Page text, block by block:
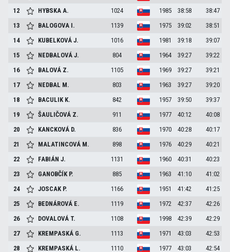
12
HYBSKAA. 1024 1985 38:58
38:47
13
BALOGOVA I. 1139 1975 39:02
38:51
14
KUBELKOVÁJ. 1016 1981 39:18
39:07
15
NEDBALOVÁJ. 804 1964 39:27
39:22
16
BALOVÁ Z. 1105 1969 39:27
39:21
17
NEDBAL M. 803 1963 39:27
39:20
18
BACULIK K. 842 1957 39:50
39:37
19
ŠAULIČOVÁ Z. 911 1977 40:12
40:08
20
KANCKOVÁ D. 836 1970 40:28
40:17
21
MALATINCOVÁ M. 898 1976 40:29
40:21
22
FABIÁNJ. 1131 1960 40:31
40:23
23
GANOBČÍK P. 885 1963 41:10
41:02
24
JOSCAK P. 1166 1951 41:42
41:25
25
BEDNÁROVÁ E. 1119 1972 42:37
42:26
26
DOVALOVÁ T. 1108 1998 42:39
42:29
27
KREMPASKÁ G. 1113 1971 43:03
42:53
28
KREMPASKÁ L. 1110 1977 43:03
42:54